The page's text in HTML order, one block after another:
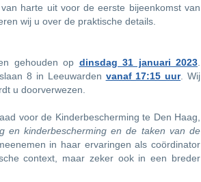
harte uit voor de eerste bijeenkomst van
wij u over de praktische details.
gehouden op dinsdag 31 januari 2023
8 in Leeuwarden vanaf 17:15 uur. Wij
u doorverwezen.
voor de Kinderbescherming te Den Haag,
en kinderbescherming en de taken van de
in haar ervaringen als coördinator
context, maar zeker ook in een breder